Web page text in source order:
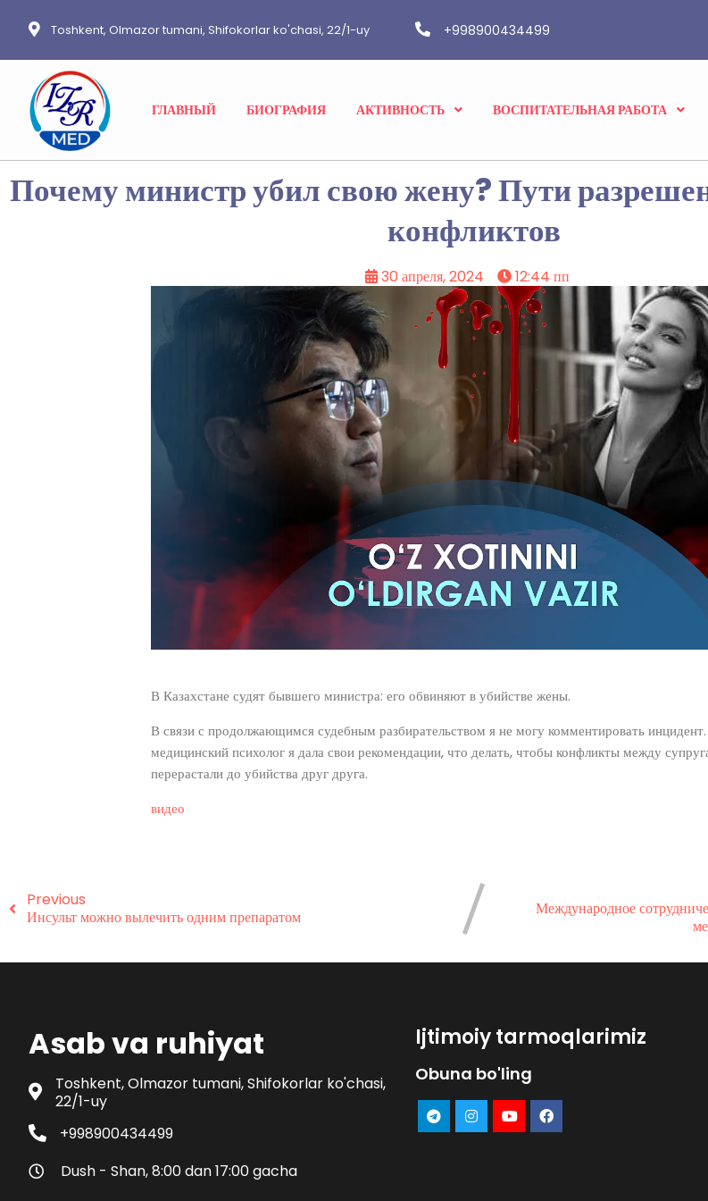
Toshkent, Olmazor tumani, Shifokorlar ko'chasi, 22/1-uy +998900434499
ГЛАВНЫЙ БИОГРАФИЯ АКТИВНОСТЬ ВОСПИТАТЕЛЬНАЯ РАБОТА
Почему министр убил свою жену? Пути
конфликтов
30 апреля, 2024 12:44 пп
В Казахстане судят бывшего министра: его обвиняют в убийстве жены.
В связи с продолжающимся судебным разбирательством я не могу комментировать
медицинский психолог я дала свои рекомендации, что делать, чтобы конфликты между
перерастали до убийства друг друга.
видео
Previous
Инсульт можно вылечить одним препаратом
Международное
Asab va ruhiyat
Toshkent, Olmazor tumani, Shifokorlar ko'chasi,
22/1-uy
+998900434499
Dush - Shan, 8:00 dan 17:00 gacha
Ijtimoiy tarmoqlarimiz
Obuna bo'ling